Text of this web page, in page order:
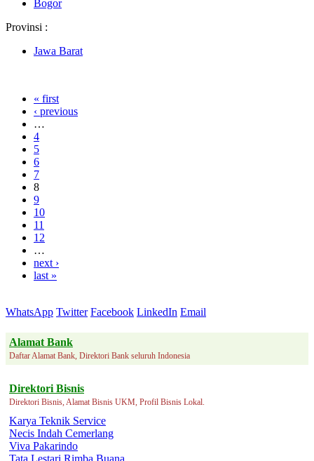
Bogor
Provinsi :
Jawa Barat
« first
‹ previous
…
4
5
6
7
8
9
10
11
12
…
next ›
last »
WhatsApp Twitter Facebook LinkedIn Email
Alamat Bank
Daftar Alamat Bank, Direktori Bank seluruh Indonesia
Direktori Bisnis
Direktori Bisnis, Alamat Bisnis UKM, Profil Bisnis Lokal.
Karya Teknik Service
Necis Indah Cemerlang
Viva Pakarindo
Tata Lestari Rimba Buana